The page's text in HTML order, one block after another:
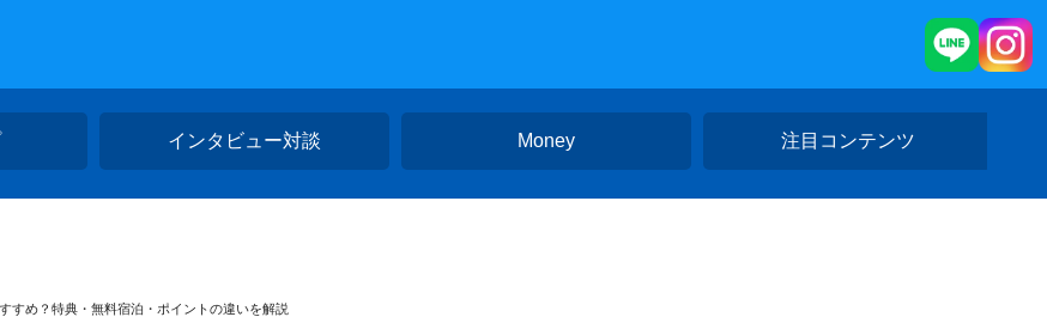
インタビュー対談 Money 注目コンテンツ
すめ？特典・無料宿泊・ポイントの違いを解説